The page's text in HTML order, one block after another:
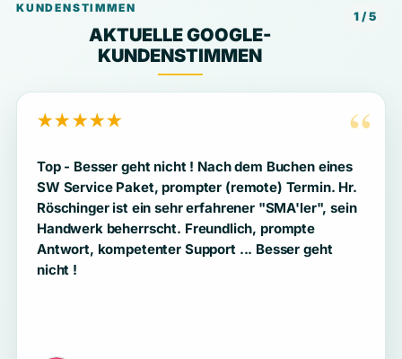
KUNDENSTIMMEN
AKTUELLE GOOGLE-
KUNDENSTIMMEN
1 / 5
“
★★★★★
Top - Besser geht nicht ! Nach dem Buchen eines
SW Service Paket, prompter (remote) Termin. Hr.
Röschinger ist ein sehr erfahrener "SMA'ler", sein
Handwerk beherrscht. Freundlich, prompte
Antwort, kompetenter Support ... Besser geht
nicht !